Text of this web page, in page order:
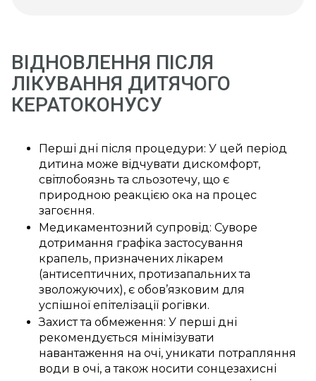
ВІДНОВЛЕННЯ ПІСЛЯ
ЛІКУВАННЯ ДИТЯЧОГО
КЕРАТОКОНУСУ
Перші дні після процедури: У цей період
дитина може відчувати дискомфорт,
світлобоязнь та сльозотечу, що є
природною реакцією ока на процес
загоєння.
Медикаментозний супровід: Суворе
дотримання графіка застосування
крапель, призначених лікарем
(антисептичних, протизапальних та
зволожуючих), є обов’язковим для
успішної епітелізації рогівки.
Захист та обмеження: У перші дні
рекомендується мінімізувати
навантаження на очі, уникати потрапляння
води в очі, а також носити сонцезахисні